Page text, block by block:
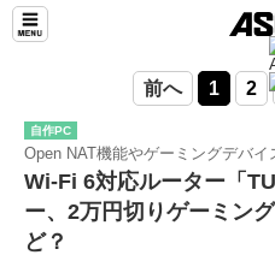
前へ 1 2
自作PC
Open NAT機能やゲーミングデバイ
Wi-Fi 6対応ルーター「
ー、2万円切りゲーミン
ど？